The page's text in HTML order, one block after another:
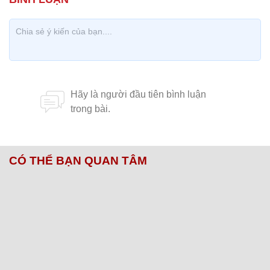
CÓ THỂ BẠN QUAN TÂM